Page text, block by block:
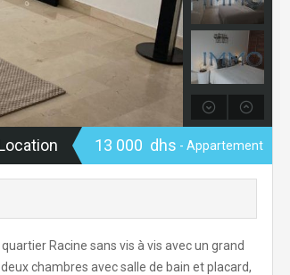
13 000 dhs - Appartement
Racine sans vis à vis avec un grand
chambres avec salle de bain et placard,